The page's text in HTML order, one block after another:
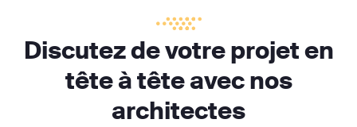
Discutez de votre projet en
tête à tête avec nos
architectes